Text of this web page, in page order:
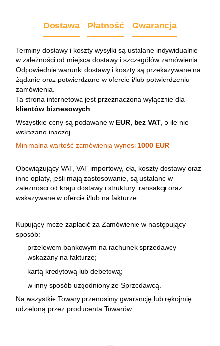
Dostawa Płatność Gwarancja
Terminy dostawy i koszty wysyłki są ustalane indywidualnie
w zależności od miejsca dostawy i szczegółów zamówienia.
Odpowiednie warunki dostawy i koszty są przekazywane na
żądanie oraz potwierdzane w ofercie i/lub potwierdzeniu
zamówienia.
Ta strona internetowa jest przeznaczona wyłącznie dla
klientów biznesowych
Wszystkie ceny są podawane w EUR, bez VAT , o ile nie
wskazano inaczej.
Minimalna wartość zamówienia wynosi 1000 EUR
Obowiązujący VAT, VAT importowy, cła, koszty dostawy oraz
inne opłaty, jeśli mają zastosowanie, są ustalane w
zależności od kraju dostawy i struktury transakcji oraz
wskazywane w ofercie i/lub na fakturze.
Kupujący może zapłacić za Zamówienie w następujący
sposób:
przelewem bankowym na rachunek sprzedawcy
wskazany na fakturze;
kartą kredytową lub debetową;
w inny sposób uzgodniony ze Sprzedawcą.
Na wszystkie Towary przenosimy gwarancję lub rękojmię
udzieloną przez producenta Towarów.